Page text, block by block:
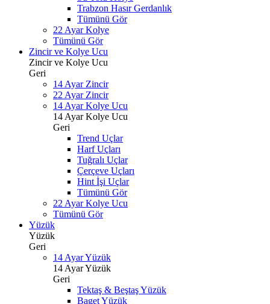
Trabzon Hasır Gerdanlık
Tümünü Gör
22 Ayar Kolye
Tümünü Gör
Zincir ve Kolye Ucu
Zincir ve Kolye Ucu
Geri
14 Ayar Zincir
22 Ayar Zincir
14 Ayar Kolye Ucu
14 Ayar Kolye Ucu
Geri
Trend Uçlar
Harf Uçları
Tuğralı Uçlar
Çerçeve Uçları
Hint İşi Uçlar
Tümünü Gör
22 Ayar Kolye Ucu
Tümünü Gör
Yüzük
Yüzük
Geri
14 Ayar Yüzük
14 Ayar Yüzük
Geri
Tektaş & Beştaş Yüzük
Baget Yüzük